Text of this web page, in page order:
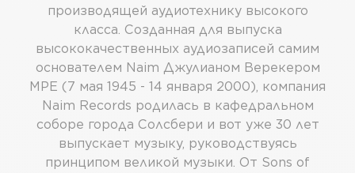
производящей аудиотехнику высокого
класса. Созданная для выпуска
высококачественных аудиозаписей самим
основателем Naim Джулианом Верекером
MPE (7 мая 1945 - 14 января 2000), компания
Naim Records родилась в кафедральном
соборе города Солсбери и вот уже 30 лет
выпускает музыку, руководствуясь
принципом великой музыки. От Sons of